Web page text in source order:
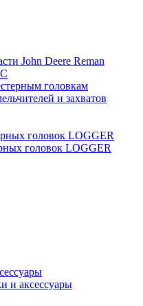
John Deere Reman
головкам
и захватов
головок LOGGER
головок LOGGER
и аксессуары